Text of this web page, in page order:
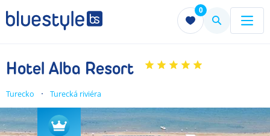
0
Menu Menu
Hotel Alba Resort
Turecko Turecká riviéra